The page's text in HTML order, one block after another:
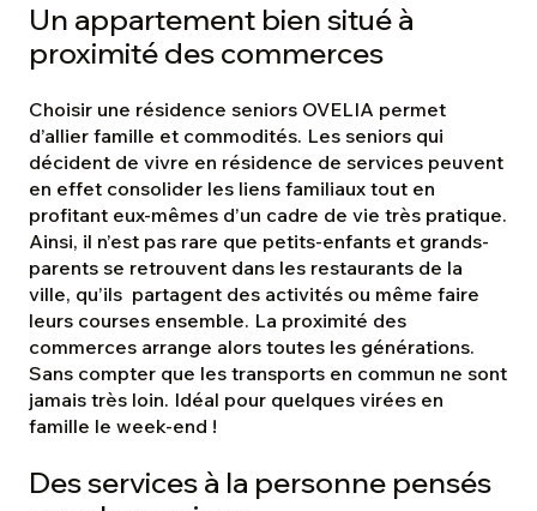
Un appartement bien situé à
proximité des commerces
Choisir une résidence seniors OVELIA permet
d’allier famille et commodités. Les seniors qui
décident de vivre en résidence de services peuvent
en effet consolider les liens familiaux tout en
profitant eux-mêmes d’un cadre de vie très pratique.
Ainsi, il n’est pas rare que petits-enfants et grands-
parents se retrouvent dans les restaurants de la
ville, qu’ils partagent des activités ou même faire
leurs courses ensemble. La proximité des
commerces arrange alors toutes les générations.
Sans compter que les transports en commun ne sont
jamais très loin. Idéal pour quelques virées en
famille le week-end !
Des services à la personne pensés